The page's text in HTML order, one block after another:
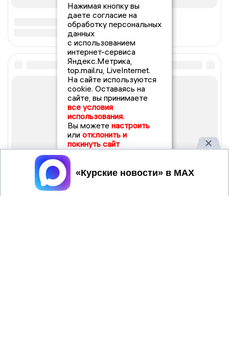
Нажимая кнопку вы
даете согласие на
обработку персональных
данных
с использованием
интернет-сервиса
Яндекс.Метрика,
top.mail.ru, LiveInternet.
На сайте используются
cookie. Оставаясь на
сайте, вы принимаете
все условия
использования.
Вы можете настроить
или отклонить и
покинуть сайт
Принять